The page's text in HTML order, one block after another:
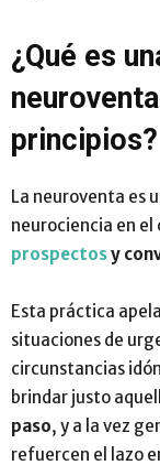
¿Qué es
principios?
La neuroventa es
neurociencia en
prospectosy
Esta práctica
situaciones de
circunstancias
brindar justo
paso, y a la vez
refuercen el lazo